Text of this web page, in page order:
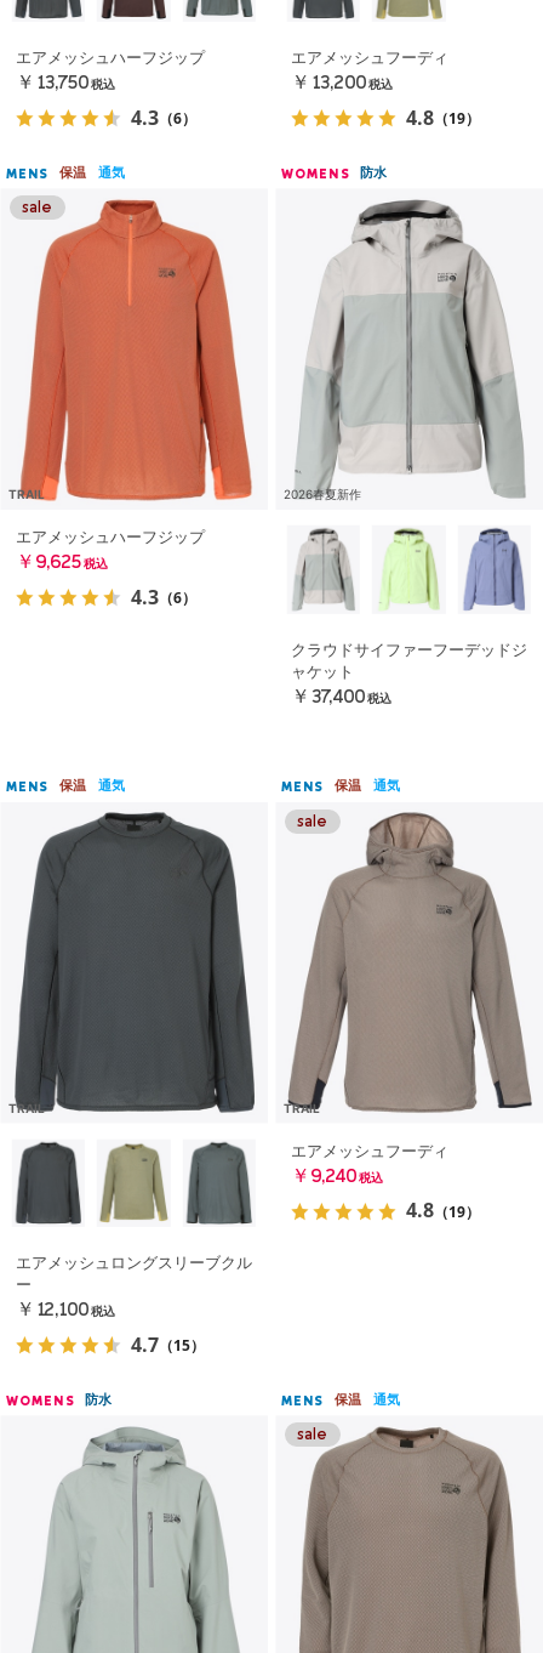
エアメッシュハーフジップ
￥13,750 税込
4.3 （6）
エアメッシュフーディ
￥13,200 税込
4.8 （19）
MENS 保温 通気
TRAIL
エアメッシュハーフジップ
￥9,625 税込
4.3 （6）
WOMENS 防水
2026春夏新作
クラウドサイファーフーデッドジ
ャケット
￥37,400 税込
MENS 保温 通気
TRAIL
エアメッシュロングスリーブクル
ー
￥12,100 税込
4.7 （15）
MENS 保温 通気
TRAIL
エアメッシュフーディ
￥9,240 税込
4.8 （19）
WOMENS 防水 MENS 保温 通気